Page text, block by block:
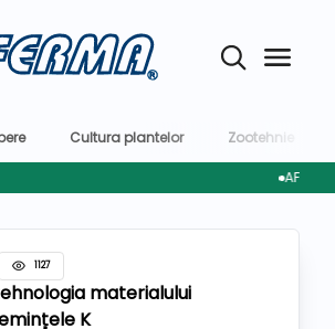
Cultura plantelor
Zootehnie
AFIR
1127
materialului
K